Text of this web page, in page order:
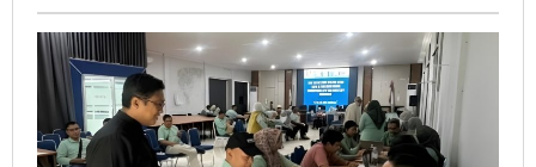
Pacitan
Perkuat
Upaya
Deteksi
Dini
Penyakit